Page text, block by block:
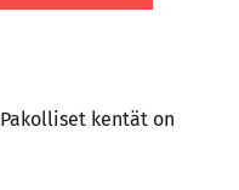
Pakolliset kentät on